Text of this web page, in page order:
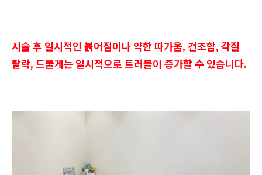
시술 후 일시적인 붉어짐이나 약한 따가움, 건조함, 각질
탈락, 드물게는 일시적으로 트러블이 증가할 수 있습니다.